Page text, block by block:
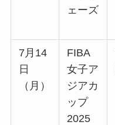
ェーズ
7月14
日
（月）
FIBA
女子ア
ジアカ
ップ
2025